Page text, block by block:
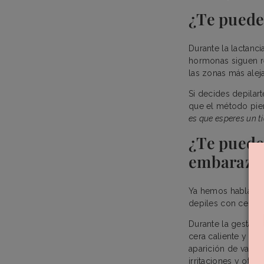
¿Te
Durante la
hormonas siguen
las zonas más
Si decides
que el método
es que esperes un
¿Te
Ya hemos
depiles con cera
Durante la
cera caliente y
aparición de
irritaciones y